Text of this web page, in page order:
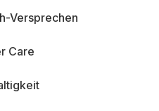
Versprechen
Care